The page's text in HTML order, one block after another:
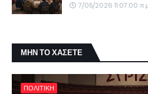
7/05/2026 11:07:00
ΜΗΝ ΤΟ ΧΑΣΕΤΕ
ΠΟΛΙΤΙΚΗ